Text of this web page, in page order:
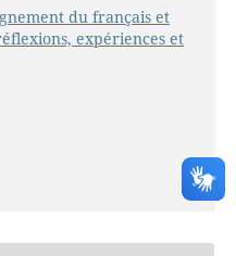
du français et
expériences et